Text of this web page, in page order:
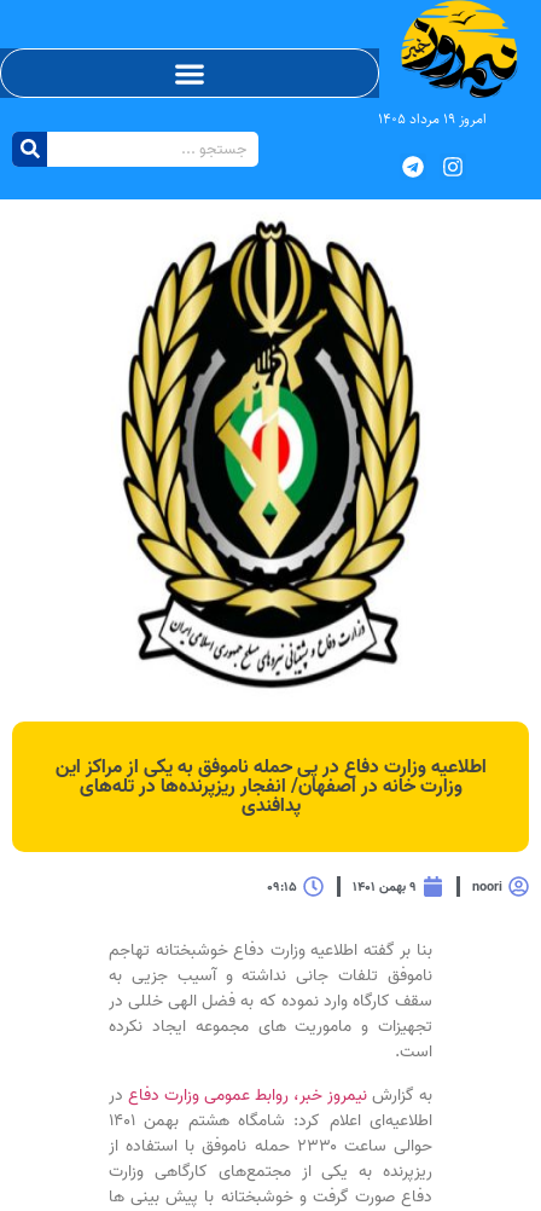
امروز ۱۹ مرداد ۱۴۰۵
اطلاعیه وزارت دفاع در پی حمله ناموفق به یکی از مراکز این
وزارت خانه در اصفهان/ انفجار ریزپرنده‌ها در تله‌های
پدافندی
noori ۹ بهمن ۱۴۰۱ ۰۹:۱۵
بنا بر گفته اطلاعیه وزارت دفاع خوشبختانه تهاجم
ناموفق تلفات جانی نداشته و آسیب جزیی به
سقف کارگاه وارد نموده که به فضل الهی خللی در
تجهیزات و ماموریت های مجموعه ایجاد نکرده
است.
به گزارشنیمروز خبر، روابط عمومی وزارت دفاع در
اطلاعیه‌ای اعلام کرد: شامگاه هشتم بهمن ۱۴۰۱
حوالی ساعت ۲۳۳۰ حمله ناموفق با استفاده از
ریزپرنده به یکی از مجتمع‌های کارگاهی وزارت
دفاع صورت گرفت و خوشبختانه با پیش بینی ها